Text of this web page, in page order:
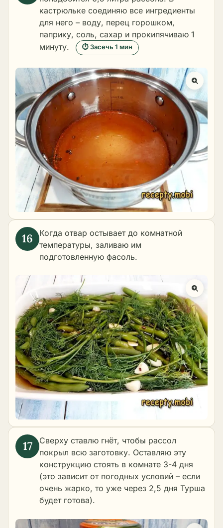
кастрюльке соединяю все ингредиенты
для него – воду, перец горошком,
паприку, соль, сахар и прокипячиваю 1
минуту.
⏱ Засечь 1 мин
Когда отвар остывает до комнатной
температуры, заливаю им
подготовленную фасоль.
Сверху ставлю гнёт, чтобы рассол
покрыл всю заготовку. Оставляю эту
конструкцию стоять в комнате 3-4 дня
(это зависит от погодных условий – если
очень жарко, то уже через 2,5 дня Турша
будет готова).